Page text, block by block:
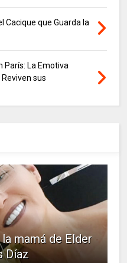
Cacique que Guarda la
París: La Emotiva
sus
mamá de Elder
Díaz